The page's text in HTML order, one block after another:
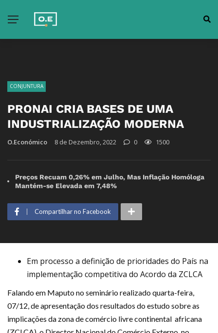
CONJUNTURA
PRONAI CRIA BASES DE UMA
INDUSTRIALIZAÇÃO MODERNA
O.Económico 8 de Dezembro, 2022 0 1500
Preços Recuam 0,26% em Julho, Mas Inflação Homóloga
Mantém-se Elevada em 7,48%
Compartilhar no Facebook
Em processo a definição de prioridades do País na
implementação competitiva do Acordo da ZCLCA
Falando em Maputo no seminário realizado quarta-feira,
07/12, de apresentação dos resultados do estudo sobre as
implicações da zona de comércio livre continental africana